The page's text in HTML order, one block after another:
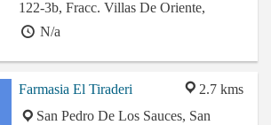
122-3b, Fracc. Villas De Oriente,
N/a
2.7 kms
Farmasia El Tiraderi
San Pedro De Los Sauces, San